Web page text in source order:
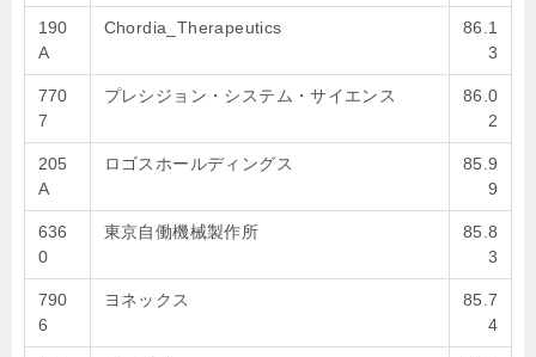
190
A
Chordia_Therapeutics
86.1
3
770
7
プレシジョン・システム・サイエンス
86.0
2
205
A
ロゴスホールディングス
85.9
9
636
0
東京自働機械製作所
85.8
3
790
6
ヨネックス
85.7
4